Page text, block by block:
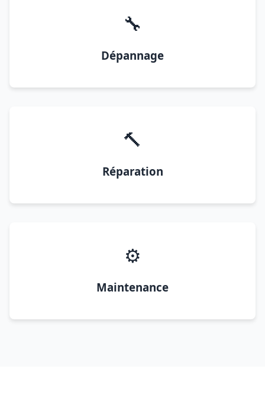
🔧
Dépannage
🔨
Réparation
⚙️
Maintenance